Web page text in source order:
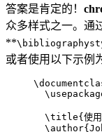
答案是肯定的！
众多样式之一。通
**
或者使用以下示例
\title{使
\author